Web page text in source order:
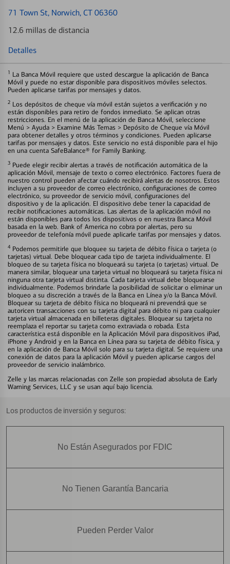
71 Town St, Norwich, CT 06360
12.6 millas de distancia
Detalles
1 La Banca Móvil requiere que usted descargue la aplicación de Banca
Móvil y puede no estar disponible para dispositivos móviles selectos.
Pueden aplicarse tarifas por mensajes y datos.
2 Los depósitos de cheque vía móvil están sujetos a verificación y no
están disponibles para retiro de fondos inmediato. Se aplican otras
restricciones. En el menú de la aplicación de Banca Móvil, seleccione
Menú > Ayuda > Examine Más Temas > Depósito de Cheque vía Móvil
para obtener detalles y otros términos y condiciones. Pueden aplicarse
tarifas por mensajes y datos. Este servicio no está disponible para el hijo
en una cuenta SafeBalance® for Family Banking.
3 Puede elegir recibir alertas a través de notificación automática de la
aplicación Móvil, mensaje de texto o correo electrónico. Factores fuera de
nuestro control pueden afectar cuándo recibirá alertas de nosotros. Estos
incluyen a su proveedor de correo electrónico, configuraciones de correo
electrónico, su proveedor de servicio móvil, configuraciones del
dispositivo y de la aplicación. El dispositivo debe tener la capacidad de
recibir notificaciones automáticas. Las alertas de la aplicación móvil no
están disponibles para todos los dispositivos o en nuestra Banca Móvil
basada en la web. Bank of America no cobra por alertas, pero su
proveedor de telefonía móvil puede aplicarle tarifas por mensajes y datos.
4 Podemos permitirle que bloquee su tarjeta de débito física o tarjeta (o
tarjetas) virtual. Debe bloquear cada tipo de tarjeta individualmente. El
bloqueo de su tarjeta física no bloqueará su tarjeta (o tarjetas) virtual. De
manera similar, bloquear una tarjeta virtual no bloqueará su tarjeta física ni
ninguna otra tarjeta virtual distinta. Cada tarjeta virtual debe bloquearse
individualmente. Podemos brindarle la posibilidad de solicitar o eliminar un
bloqueo a su discreción a través de la Banca en Línea y/o la Banca Móvil.
Bloquear su tarjeta de débito física no bloqueará ni prevendrá que se
autoricen transacciones con su tarjeta digital para débito ni para cualquier
tarjeta virtual almacenada en billeteras digitales. Bloquear su tarjeta no
reemplaza el reportar su tarjeta como extraviada o robada. Esta
característica está disponible en la Aplicación Móvil para dispositivos iPad,
iPhone y Android y en la Banca en Línea para su tarjeta de débito física, y
en la aplicación de Banca Móvil solo para su tarjeta digital. Se requiere una
conexión de datos para la aplicación Móvil y pueden aplicarse cargos del
proveedor de servicio inalámbrico.
Zelle y las marcas relacionadas con Zelle son propiedad absoluta de Early
Warning Services, LLC y se usan aquí bajo licencia.
Los productos de inversión y seguros:
No Están Asegurados por FDIC
No Tienen Garantía Bancaria
Pueden Perder Valor